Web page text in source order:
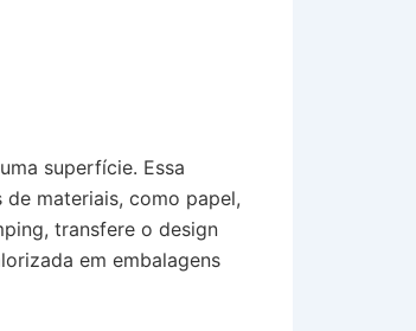
superfície. Essa
materiais, como papel,
transfere o design
em embalagens